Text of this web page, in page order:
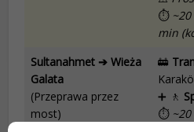
⏱
min
Sultanahmet ➔ Wieża
Galata
(Przeprawa przez
most)
🚋
➕ 🚶
⏱